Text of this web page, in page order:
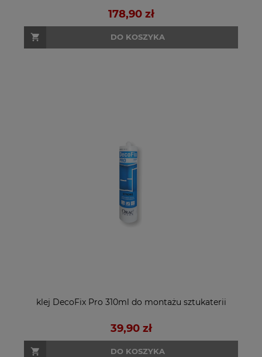
178,90 zł
DO KOSZYKA
klej DecoFix Pro 310ml do montażu sztukaterii
39,90 zł
DO KOSZYKA